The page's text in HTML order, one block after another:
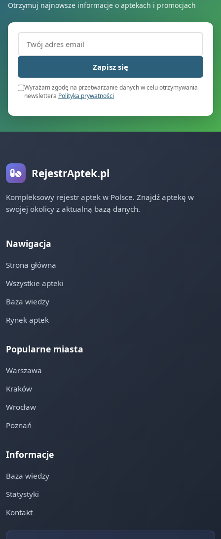
Otrzymuj najnowsze informacje o aptekach i promocjach
Adres email (wymagany)
Zapisz się
Wyrażam zgodę na przetwarzanie danych w celu otrzymywania
newslettera Polityka prywatności
RejestrAptek.pl
Kompleksowy rejestr aptek w Polsce. Znajdź aptekę w
swojej okolicy z aktualną bazą danych.
Nawigacja
Strona główna
Wszystkie apteki
Baza wiedzy
Rynek aptek
Popularne miasta
Warszawa
Kraków
Wrocław
Poznań
Informacje
Baza wiedzy
Statystyki
Kontakt